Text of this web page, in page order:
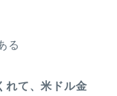
る
れて、米ドル金